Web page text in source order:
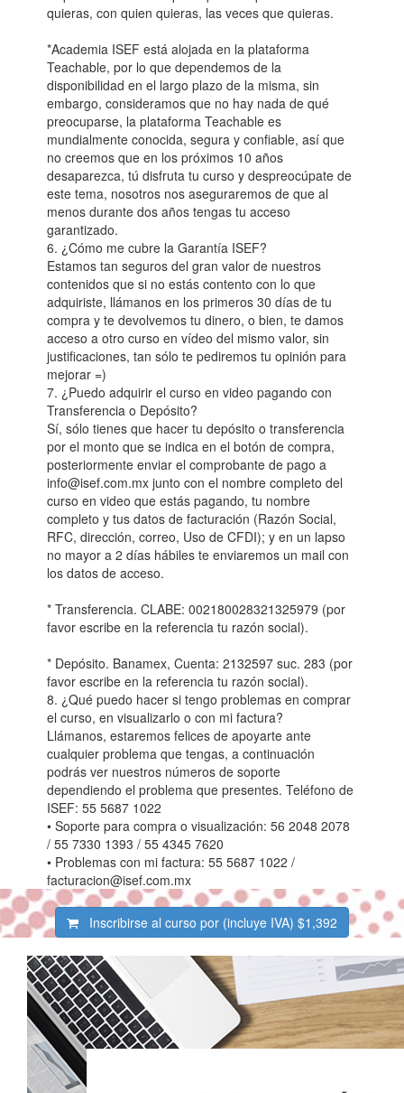
quieras, con quien quieras, las veces que quieras.
*Academia ISEF está alojada en la plataforma
Teachable, por lo que dependemos de la
disponibilidad en el largo plazo de la misma, sin
embargo, consideramos que no hay nada de qué
preocuparse, la plataforma Teachable es
mundialmente conocida, segura y confiable, así que
no creemos que en los próximos 10 años
desaparezca, tú disfruta tu curso y despreocúpate de
este tema, nosotros nos aseguraremos de que al
menos durante dos años tengas tu acceso
garantizado.
6. ¿Cómo me cubre la Garantía ISEF?
Estamos tan seguros del gran valor de nuestros
contenidos que si no estás contento con lo que
adquiriste, llámanos en los primeros 30 días de tu
compra y te devolvemos tu dinero, o bien, te damos
acceso a otro curso en vídeo del mismo valor, sin
justificaciones, tan sólo te pediremos tu opinión para
mejorar =)
7. ¿Puedo adquirir el curso en video pagando con
Transferencia o Depósito?
Sí, sólo tienes que hacer tu depósito o transferencia
por el monto que se indica en el botón de compra,
posteriormente enviar el comprobante de pago a
info@isef.com.mx junto con el nombre completo del
curso en video que estás pagando, tu nombre
completo y tus datos de facturación (Razón Social,
RFC, dirección, correo, Uso de CFDI); y en un lapso
no mayor a 2 días hábiles te enviaremos un mail con
los datos de acceso.
* Transferencia. CLABE: 002180028321325979 (por
favor escribe en la referencia tu razón social).
* Depósito. Banamex, Cuenta: 2132597 suc. 283 (por
favor escribe en la referencia tu razón social).
8. ¿Qué puedo hacer si tengo problemas en comprar
el curso, en visualizarlo o con mi factura?
Llámanos, estaremos felices de apoyarte ante
cualquier problema que tengas, a continuación
podrás ver nuestros números de soporte
dependiendo el problema que presentes. Teléfono de
ISEF: 55 5687 1022
• Soporte para compra o visualización: 56 2048 2078
/ 55 7330 1393 / 55 4345 7620
• Problemas con mi factura: 55 5687 1022 /
facturacion@isef.com.mx
Inscribirse al curso por (incluye IVA) $1,392